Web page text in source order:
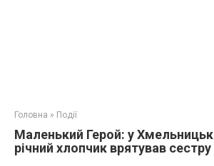
Головна » Події
Маленький Герой: у
річний хлопчик врятував